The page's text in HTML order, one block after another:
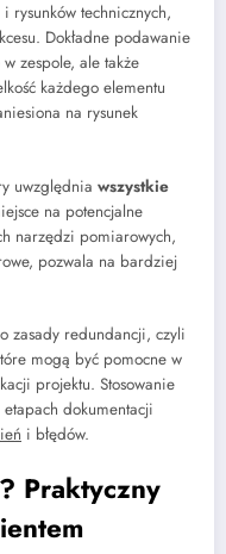
rysunków technicznych,
Dokładne podawanie
zespole, ale także
każdego elementu
na rysunek
uwzględnia wszystkie
na potencjalne
narzędzi pomiarowych,
pozwala na bardziej
zasady redundancji, czyli
mogą być pomocne w
projektu. Stosowanie
dokumentacji
i błędów.
Praktyczny